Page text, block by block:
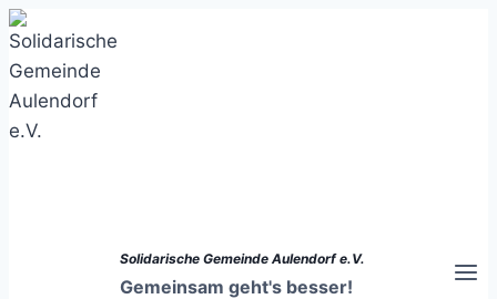
Zum
Inhalt
springen
Solidarische Gemeinde Aulendorf e.V.
Gemeinsam geht's besser!